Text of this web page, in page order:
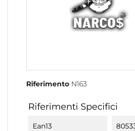
Riferimento N163
Riferimenti Specifici
Ean13